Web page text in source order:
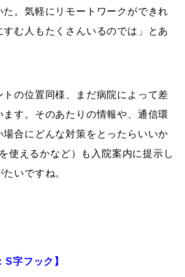
た。気軽にリモートワークができれ
すむ人もたくさんいるのでは」とあ
の位置同様、まだ病院によって差
ます。そのあたりの情報や、通信環
場合にどんな対策をとったらいいか
使えるかなど）も入院案内に提示し
いですね。
S字フック】